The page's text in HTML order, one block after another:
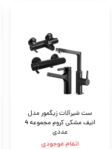
ست شیرآلات زیگمور مدل
انیف مشکی کروم مجموعه 4
عددی
اتمام موجودی